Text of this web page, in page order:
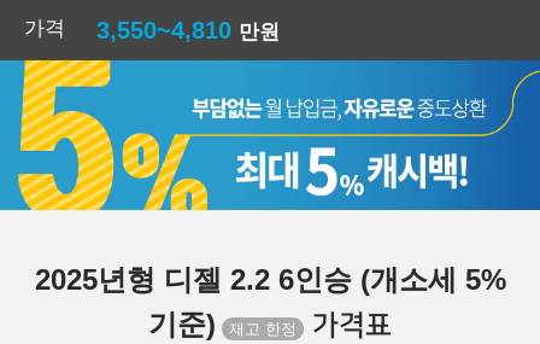
가격
3,550~4,810 만원
2025년형 디젤 2.2 6인승 (개소세 5%
기준)
가격표